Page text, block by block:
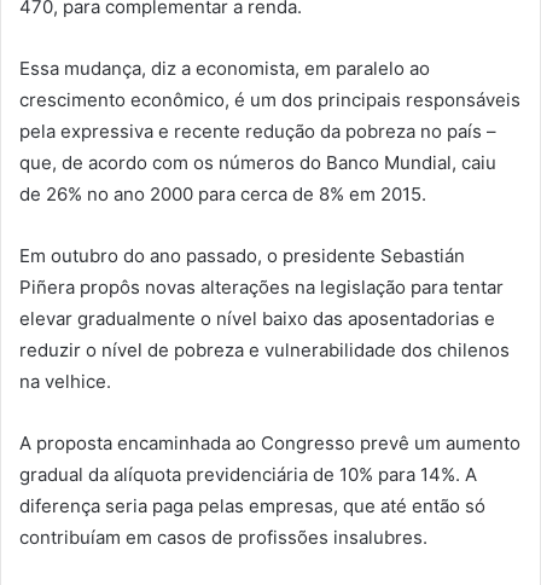
470, para complementar a renda.
Essa mudança, diz a economista, em paralelo ao
crescimento econômico, é um dos principais responsáveis
pela expressiva e recente redução da pobreza no país –
que, de acordo com os números do Banco Mundial, caiu
de 26% no ano 2000 para cerca de 8% em 2015.
Em outubro do ano passado, o presidente Sebastián
Piñera propôs novas alterações na legislação para tentar
elevar gradualmente o nível baixo das aposentadorias e
reduzir o nível de pobreza e vulnerabilidade dos chilenos
na velhice.
A proposta encaminhada ao Congresso prevê um aumento
gradual da alíquota previdenciária de 10% para 14%. A
diferença seria paga pelas empresas, que até então só
contribuíam em casos de profissões insalubres.